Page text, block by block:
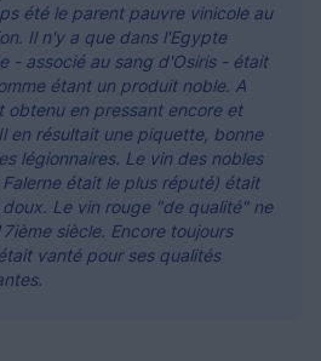
été le parent pauvre vinicole au
Il n'y a que dans l'Egypte
- associé au sang d'Osiris - était
étant un produit noble. A
obtenu en pressant encore et
en résultait une piquette, bonne
légionnaires. Le vin des nobles
était le plus réputé) était
Le vin rouge "de qualité" ne
siècle. Encore toujours
vanté pour ses qualités